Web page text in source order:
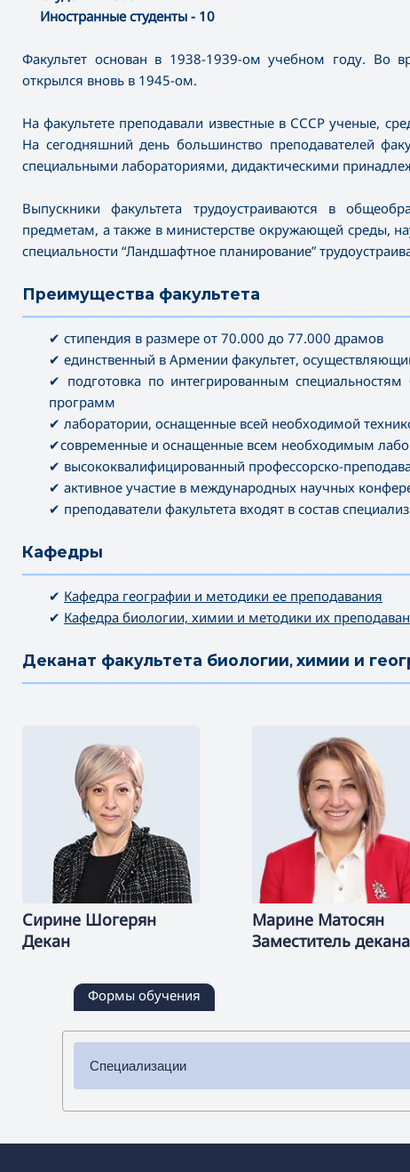
Иностранные студенты - 10
Факультет основан в 1938-1939-ом учебном году. Во
открылся вновь в 1945-ом.
На факультете преподавали известные в СССР ученые,
На сегодняшний день большинство преподавателей
специальными лабораториями, дидактическими
Выпускники факультета трудоустраиваются в
предметам, а также в министерстве окружающей среды,
специальности “Ландшафтное планирование”
Преимущества факультета
✔ стипендия в размере от 70.000 до 77.000 драмов
✔ единственный в Армении факультет,
✔ подготовка по интегрированным
программ
✔ лаборатории, оснащенные всей необходимой
✔современные и оснащенные всем необходимым
✔ высококвалифицированный профессорско-
✔ активное участие в международных научных
✔ преподаватели факультета входят в состав
Кафедры
✔ Кафедра географии и методики ее преподавания
✔ Кафедра биологии, химии и методики их
Деканат факультета биологии, химии и
Сирине Шогерян
Декан
Марине Матосян
Заместитель декана
Формы обучения
Специализации
✔ Бакалавриат